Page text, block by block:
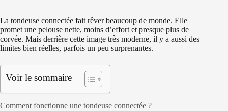
La tondeuse connectée fait rêver beaucoup de monde. Elle
promet une pelouse nette, moins d’effort et presque plus de
corvée. Mais derrière cette image très moderne, il y a aussi des
limites bien réelles, parfois un peu surprenantes.
Voir le sommaire
Comment fonctionne une tondeuse connectée ?